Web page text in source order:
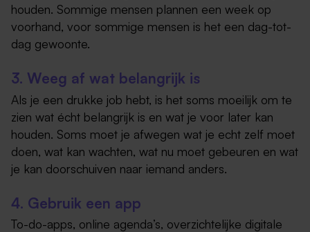
houden. Sommige mensen plannen een week op
voorhand, voor sommige mensen is het een dag-tot-
dag gewoonte.
3. Weeg af wat belangrijk is
Als je een drukke job hebt, is het soms moeilijk om te
zien wat écht belangrijk is en wat je voor later kan
houden. Soms moet je afwegen wat je echt zelf moet
doen, wat kan wachten, wat nu moet gebeuren en wat
je kan doorschuiven naar iemand anders.
4. Gebruik een app
To-do-apps, online agenda’s, overzichtelijke digitale